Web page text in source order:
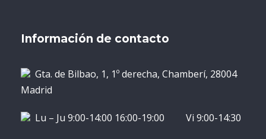
Información de contacto
Gta. de Bilbao, 1, 1º derecha, Chamberí, 28004
Madrid
Lu – Ju 9:00-14:00 16:00-19:00 Vi 9:00-14:30